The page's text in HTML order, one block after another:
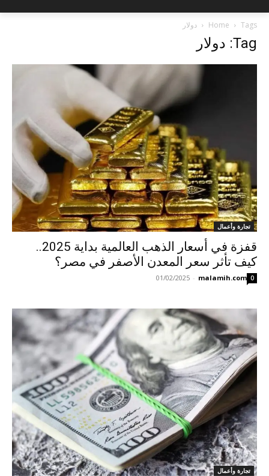
Home Tags دولار
Tag: دولار
تجارة وأعمال
قفزة في أسعار الذهب العالمية بداية 2025..
كيف تأثر سعر المعدن الأصفر في مصر؟
malamih.com
-
01/02/2025 0
تجارة وأعمال